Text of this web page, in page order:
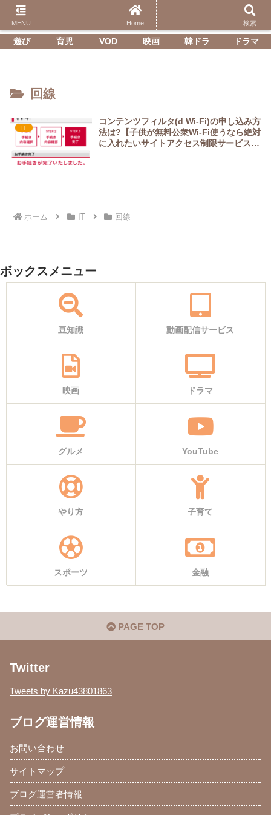
エンタメ(映画、ドラマ含む)、子育て、日常生活で役立った情報、北海道、グ
ルメ等を発信します。
遊び 育児 VOD 映画 韓ドラ ドラマ
回線
IT
コンテンツフィルタ(d Wi-Fi)の申し込み方
法は?【子供が無料公衆Wi-Fi使うなら絶対
に入れたいサイトアクセス制限サービスあ
ホーム IT 回線
ボックスメニュー
豆知識 動画配信サービス
映画 ドラマ
グルメ YouTube
やり方 子育て
スポーツ 金融
PAGE TOP
Twitter
Tweets by Kazu43801863
ブログ運営情報
お問い合わせ
サイトマップ
ブログ運営者情報
MENU Home 検索